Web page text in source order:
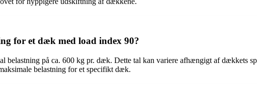
for et dæk med load index 90?
belastning på ca. 600 kg pr. dæk. Dette tal kan variere afhængigt af dækkets
belastning for et specifikt dæk.